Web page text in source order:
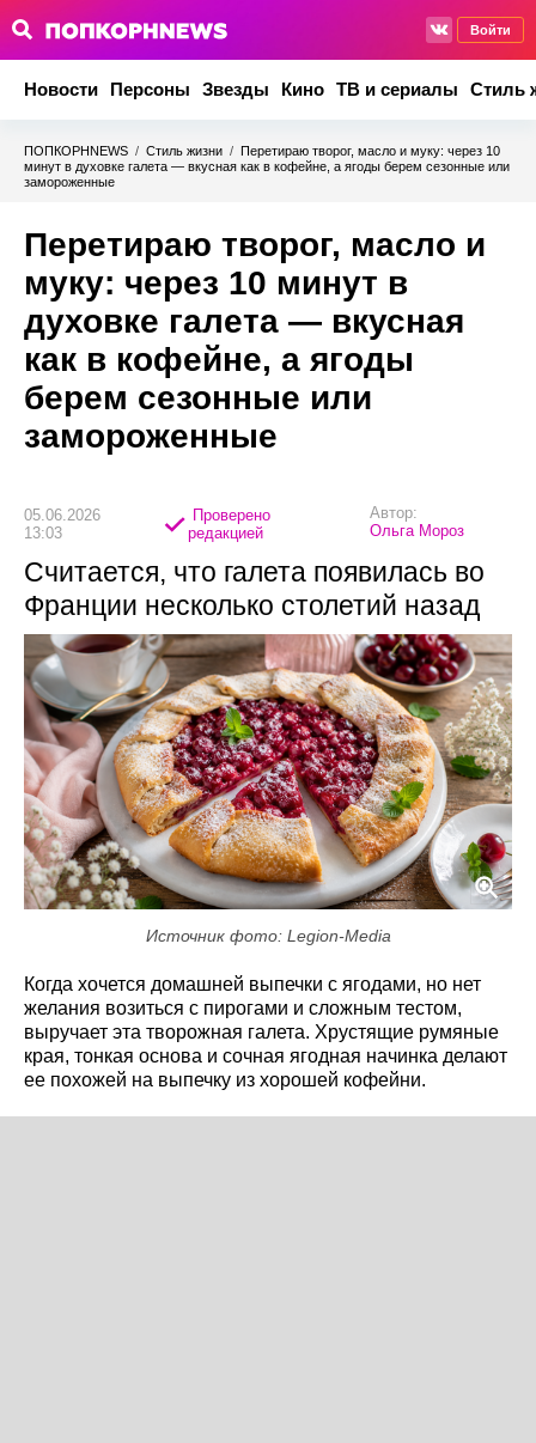
Войти
Новости Персоны Звезды Кино ТВ и сериалы Стиль
ПОПКОРНNEWS / Стиль жизни / Перетираю творог, масло и муку: через 10
минут в духовке галета — вкусная как в кофейне, а ягоды берем сезонные или
замороженные
Перетираю творог, масло и
муку: через 10 минут в
духовке галета — вкусная
как в кофейне, а ягоды
берем сезонные или
замороженные
05.06.2026
13:03
Проверено
редакцией
Автор:
Ольга Мороз
Считается, что галета появилась во
Франции несколько столетий назад
Источник фото: Legion-Media
Когда хочется домашней выпечки с ягодами, но нет
желания возиться с пирогами и сложным тестом,
выручает эта творожная галета. Хрустящие румяные
края, тонкая основа и сочная ягодная начинка делают
ее похожей на выпечку из хорошей кофейни.